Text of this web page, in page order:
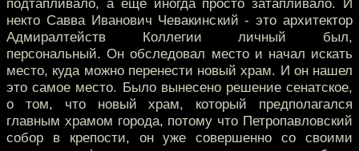
подтапливало, а еще иногда просто затапливало. И
некто Савва Иванович Чевакинский - это архитектор
Адмиралтейств Коллегии личный был,
персональный. Он обследовал место и начал искать
место, куда можно перенести новый храм. И он нашел
это самое место. Было вынесено решение сенатское,
о том, что новый храм, который предполагался
главным храмом города, потому что Петропавловский
собор в крепости, он уже совершенно со своими